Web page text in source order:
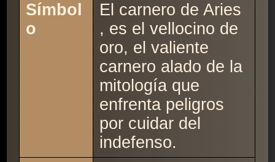
Símbol
o
El carnero de Aries
, es el vellocino de
oro, el valiente
carnero alado de la
mitología que
enfrenta peligros
por cuidar del
indefenso.